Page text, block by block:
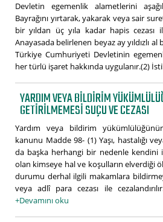
Devletin egemenlik alametlerini
Bayrağını yırtarak, yakarak veya sair
bir yıldan üç yıla kadar hapis cezası
Anayasada belirlenen beyaz ay yıldızlı
Türkiye Cumhuriyeti Devletinin
her türlü işaret hakkında uygulanır.(2)
YARDIM VEYA BILDIRIM
GETIRILMEMESI SUÇU VE CEZASI
Yardım veya bildirim
kanunu Madde 98- (1) Yaşı, hastalığı
da başka herhangi bir nedenle kendini
olan kimseye hal ve koşulların elverdiği
durumu derhal ilgili makamlara
veya adlî para cezası ile
+Devamını oku